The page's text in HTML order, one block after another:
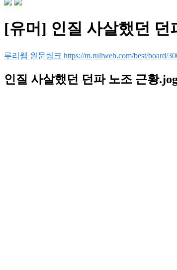
[유머] 인질 사살했던 던
루리웹 원문링크 https://m.ruliweb.com/best/board/
인질 사살했던 던파 노조 근황